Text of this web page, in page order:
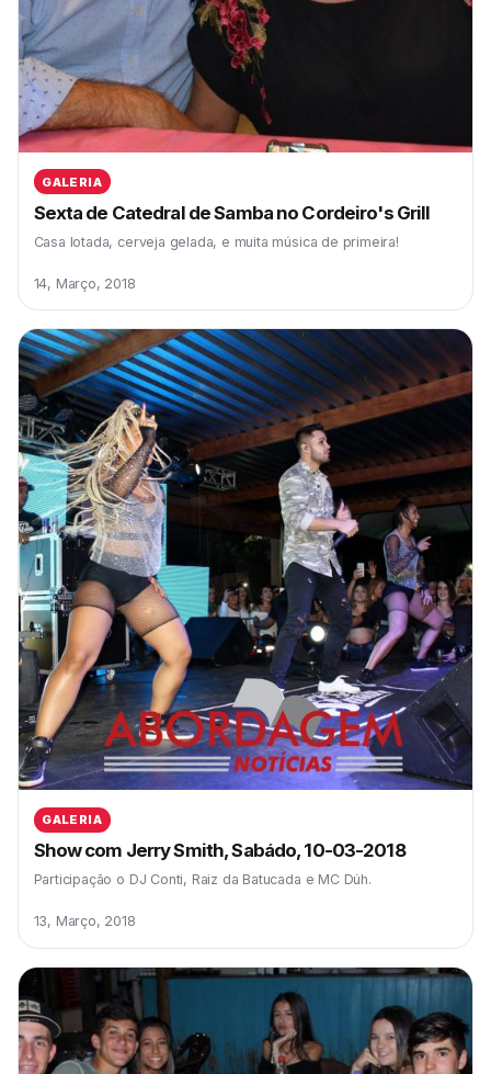
GALERIA
Sexta de Catedral de Samba no Cordeiro's Grill
Casa lotada, cerveja gelada, e muita música de primeira!
14, Março, 2018
GALERIA
Show com Jerry Smith, Sabádo, 10-03-2018
Participação o DJ Conti, Raiz da Batucada e MC Dúh.
13, Março, 2018